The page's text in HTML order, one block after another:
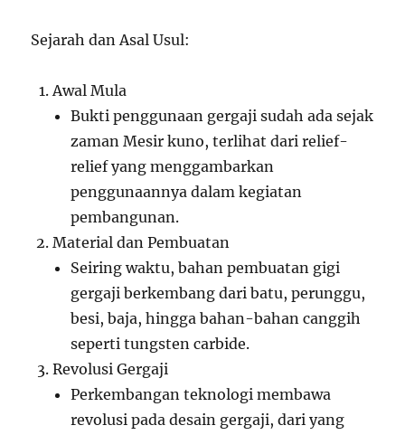
Sejarah dan Asal Usul:
Awal Mula
Bukti penggunaan gergaji sudah ada sejak
zaman Mesir kuno, terlihat dari relief-
relief yang menggambarkan
penggunaannya dalam kegiatan
pembangunan.
Material dan Pembuatan
Seiring waktu, bahan pembuatan gigi
gergaji berkembang dari batu, perunggu,
besi, baja, hingga bahan-bahan canggih
seperti tungsten carbide.
Revolusi Gergaji
Perkembangan teknologi membawa
revolusi pada desain gergaji, dari yang